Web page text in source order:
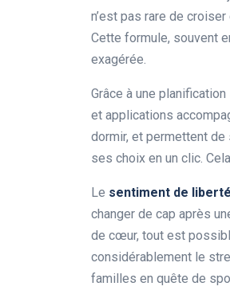
n’est pas rare de
Cette formule, souvent
exagérée.
Grâce à une
et applications
dormir, et permettent de
ses choix en un clic.
Le sentiment de liberté
changer de cap après
de cœur, tout est
considérablement le
familles en quête de